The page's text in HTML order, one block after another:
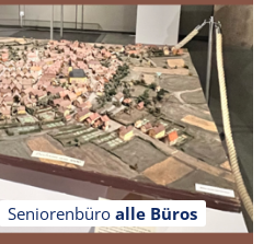
Seniorenbüro alle Büros